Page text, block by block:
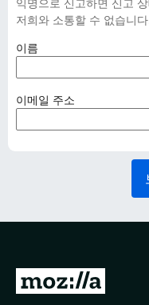
익명으로 신고하면 신고
저희와 소통할 수 없습니
이름
수
사
)
이메일 주소
수
M